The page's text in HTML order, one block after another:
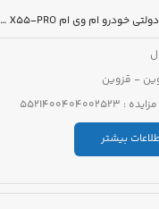
مزایده دولتی خودرو ام وی ام X55-PRO مدل 1401 رنگ مشکی متالیک
- قزوین
: 5521400404002523
بیشتر